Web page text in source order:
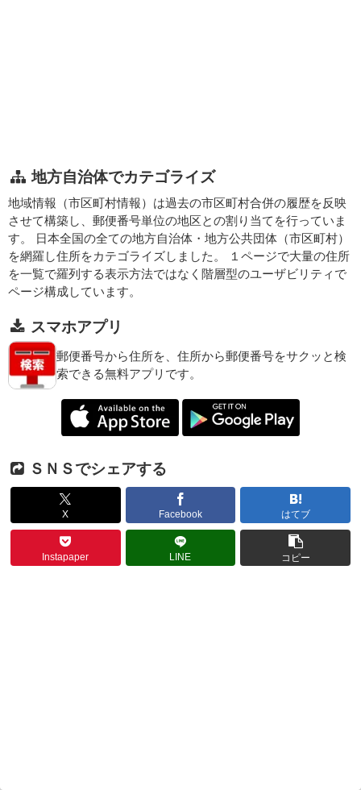
地方自治体でカテゴライズ
地域情報（市区町村情報）は過去の市区町村合併の履歴を反映
させて構築し、郵便番号単位の地区との割り当てを行っていま
す。 日本全国の全ての地方自治体・地方公共団体（市区町村）
を網羅し住所をカテゴライズしました。 １ページで大量の住所
を一覧で羅列する表示方法ではなく階層型のユーザビリティで
ページ構成しています。
スマホアプリ
郵便番号から住所を、住所から郵便番号をサクッと検
索できる無料アプリです。
ＳＮＳでシェアする
X Facebook はてブ
Instapaper LINE コピー